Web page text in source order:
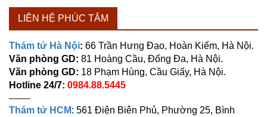
LIÊN HỆ PHÚC TÂM
Thám tử Hà Nội: 66 Trần Hưng Đạo, Hoàn Kiếm, Hà Nội.
Văn phòng GD: 81 Hoàng Cầu, Đống Đa, Hà Nội.
Văn phòng GD: 18 Phạm Hùng, Cầu Giấy, Hà Nội.
Hotline 24/7: 0984.88.5445
——–
Thám tử HCM: 561 Điện Biên Phủ, Phường 25, Bình